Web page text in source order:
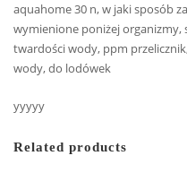
aquahome 30 n, w jaki sposób
wymienione poniżej organizmy,
twardości wody, ppm
wody, do lodówek
yyyyy
Related products